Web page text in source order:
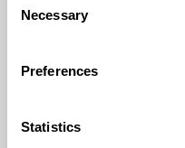
Selection
Necessary
Preferences
Statistics
anche con pneumatici
dotazione), o in